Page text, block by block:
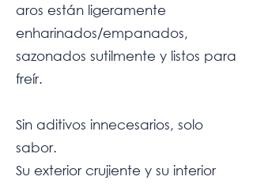
aros están ligeramente
enharinados/empanados,
sazonados sutilmente y listos para
freír.
Sin aditivos innecesarios, solo
sabor.
Su exterior crujiente y su interior